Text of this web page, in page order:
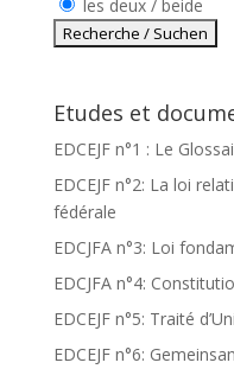
les deux / beide
Etudes et
EDCEJF n°1 : Le
EDCEJF n°2: La loi
fédérale
EDCJFA n°3: Loi
EDCJFA n°4:
EDCEJF n°5: Traité
EDCEJF n°6: